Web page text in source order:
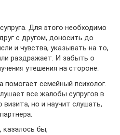
Для этого необходимо
с другом, доносить до
и чувства, указывать на то,
раздражает. И забыть о
утешения на стороне.
помогает семейный психолог.
все жалобы супругов в
визита, но и научит слушать,
казалось бы,